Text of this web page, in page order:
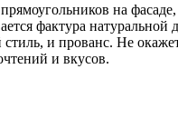
на
фактура
и прованс. Не
и вкусов.